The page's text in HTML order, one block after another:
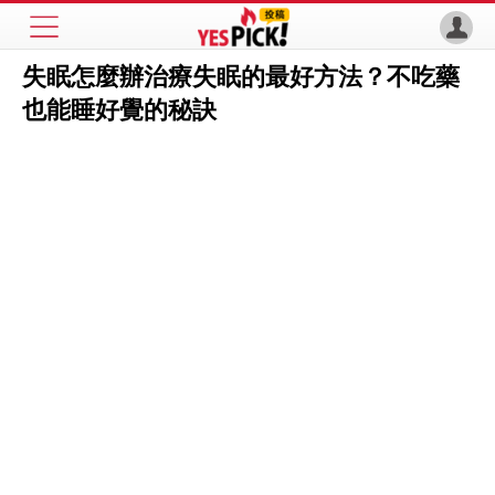
失眠怎麼辦治療失眠的最好方法？不吃藥
也能睡好覺的秘訣